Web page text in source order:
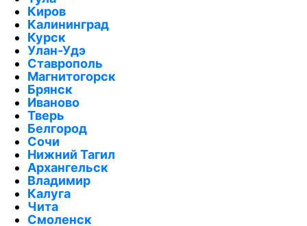
Киров
Калининград
Курск
Улан-Удэ
Ставрополь
Магнитогорск
Брянск
Иваново
Тверь
Белгород
Сочи
Нижний Тагил
Архангельск
Владимир
Калуга
Чита
Смоленск